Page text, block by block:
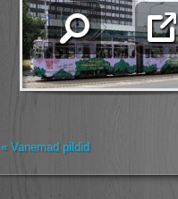
« Vanemad pildid